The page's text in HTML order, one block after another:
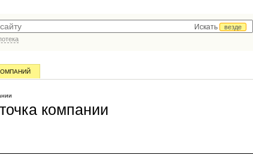
Искать
везде
компании